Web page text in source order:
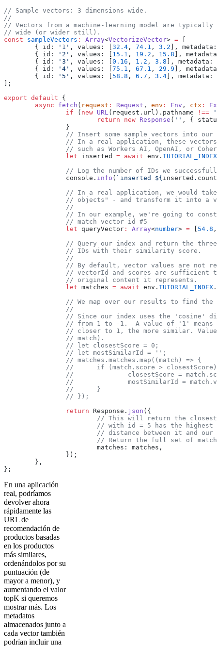
// Sample vectors: 3 dimensions wide.
//
// Vectors from a machine-learning model are typically
// wide (or wider still).
const sampleVectors : Array<VectorizeVector> = [
	{ id:
'1' , values: [32.4 , 74.1 , 3.2 ],
	{ id:
'2' , values: [ 15.1 , 19.2 , 15.8 ],
	{ id:
'3' , values: [0.16 , 1.2 , 3.8 ],
	{ id:
'4' , values: [75.1 , 67.1 , 29.9 ],
	{ id:
'5' , values: [ 58.8 , 6.7 , 3.4],
];
export default {
	async
fetch ( request : Request , env : Env , ctx :
		if
( new URL (request.url).pathname !==
			return
new Response ( '' , {
		}
// Insert some sample vectors into our
// In a real application, these
// such as Workers AI, OpenAI, or
		let
inserted = await env. TUTORIAL_INDEX
// Log the number of IDs we
		console.
info ( `inserted ${inserted . count
// In a real application, we would
// objects" - and transform it into a
		//
// In our example, we're going to
		// match vector id #5
		let
queryVector : Array<number> = [ 54.8
// Query our index and return the
		// IDs with their similarity score.
		//
// By default, vector values are not
// vectorId and scores are sufficient
		// original content it represents.
		let
matches = await env. TUTORIAL_INDEX .
// We map over our results to find
		//
// Since our index uses the 'cosine'
// from 1 to -1.  A value of '1'
// closer to 1, the more similar.
		// match).
		// let closestScore = 0;
		// let mostSimilarId = '';
		// matches.matches.map((match) => {
// 	if (match.score >
// 		closestScore =
// 		mostSimilarId =
		// 	}
		// });
		return
Response. json ({
// This will return the
// with id = 5 has the
// distance between it and
// Return the full set of
			matches: matches,
		});
	},
};
En una aplicación
real, podríamos
devolver ahora
rápidamente las
URL de
recomendación de
productos basadas
en los productos
más similares,
ordenándolos por su
puntuación (de
mayor a menor), y
aumentando el valor
topK si queremos
mostrar más. Los
metadatos
almacenados junto a
cada vector también
podrían incluir una